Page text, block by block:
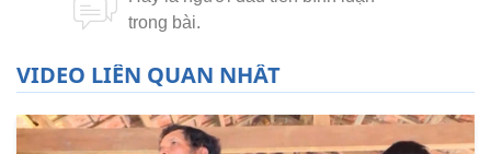
VIDEO LIÊN QUAN NHẤT